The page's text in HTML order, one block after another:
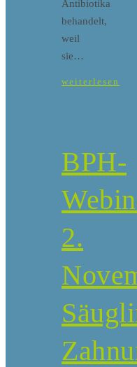
Antibiotika
behandelt,
weil
sie…
weiterlesen
BPH-
2.